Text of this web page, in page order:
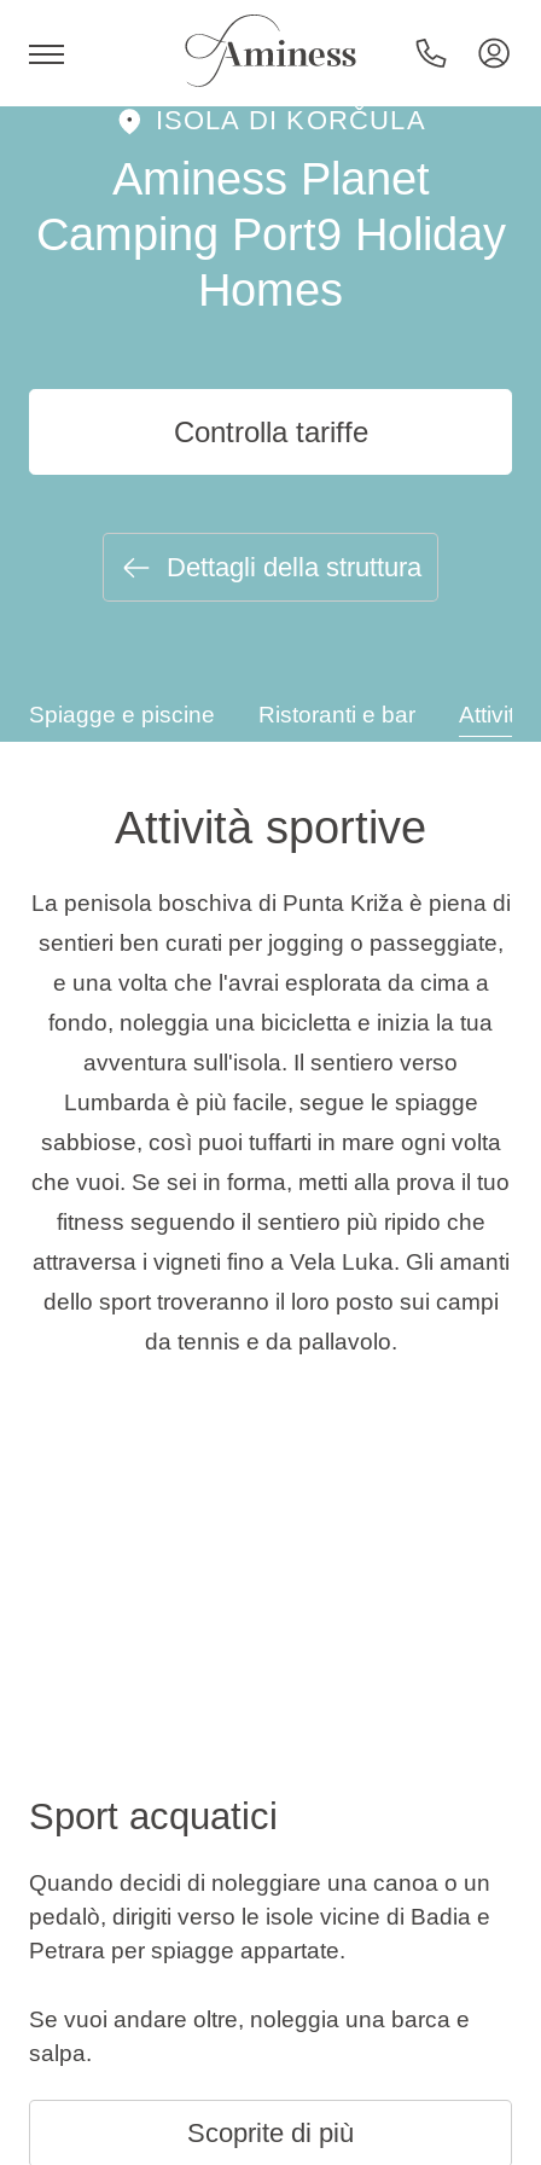
Hotel e resort
Offerte speciali
Tipi di vacanza
Marchi
ISOLA DI KORČULA
Aminess Planet
Camping Port9 Holiday
Homes
Controlla tariffe
Dettagli della struttura
Spiagge e piscine Ristoranti e bar Attività
Attività sportive
La penisola boschiva di Punta Križa è piena di
sentieri ben curati per jogging o passeggiate,
e una volta che l'avrai esplorata da cima a
fondo, noleggia una bicicletta e inizia la tua
avventura sull'isola. Il sentiero verso
Lumbarda è più facile, segue le spiagge
sabbiose, così puoi tuffarti in mare ogni volta
che vuoi. Se sei in forma, metti alla prova il tuo
fitness seguendo il sentiero più ripido che
attraversa i vigneti fino a Vela Luka. Gli amanti
dello sport troveranno il loro posto sui campi
da tennis e da pallavolo.
Sport acquatici
Quando decidi di noleggiare una canoa o un
pedalò, dirigiti verso le isole vicine di Badia e
Petrara per spiagge appartate.
Se vuoi andare oltre, noleggia una barca e
salpa.
Scoprite di più